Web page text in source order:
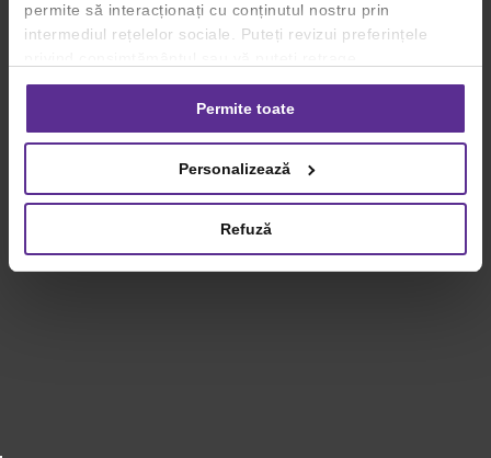
permite să interacționați cu conținutul nostru prin
intermediul rețelelor sociale. Puteți revizui preferințele
consimțământul oricând, făcând click pe linkul către
setările dvs. de cookie-uri.
privind utilizarea modulelor cookie.Detalii
Permite toate
Personalizează
Refuză